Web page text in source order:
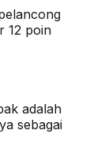
12 poin
adalah
sebagai